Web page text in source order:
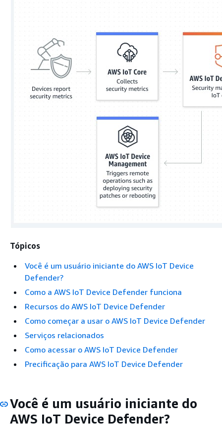
Tópicos
Você é um usuário iniciante do AWS IoT Device
Defender?
Como a AWS IoT Device Defender funciona
Recursos do AWS IoT Device Defender
Como começar a usar o AWS IoT Device Defender
Serviços relacionados
Como acessar o AWS IoT Device Defender
Precificação para AWS IoT Device Defender
Você é um usuário iniciante do
AWS IoT Device Defender?